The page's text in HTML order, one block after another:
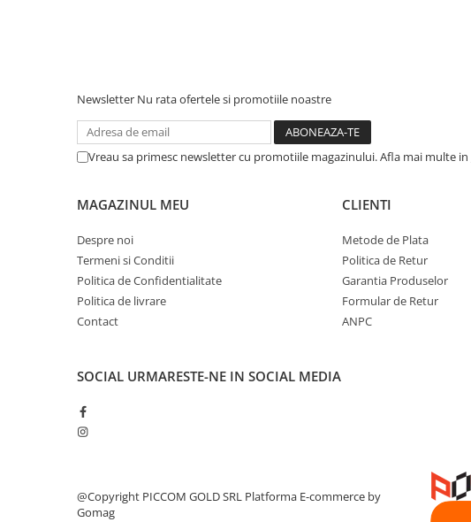
Newsletter Nu rata ofertele si promotiile noastre
Vreau sa primesc newsletter cu promotiile magazinului. Afla mai multe in
MAGAZINUL MEU
Despre noi
Termeni si Conditii
Politica de Confidentialitate
Politica de livrare
Contact
CLIENTI
Metode de Plata
Politica de Retur
Garantia Produselor
Formular de Retur
ANPC
SOCIAL URMARESTE-NE IN SOCIAL MEDIA
@Copyright PICCOM GOLD SRL Platforma E-commerce by
Gomag